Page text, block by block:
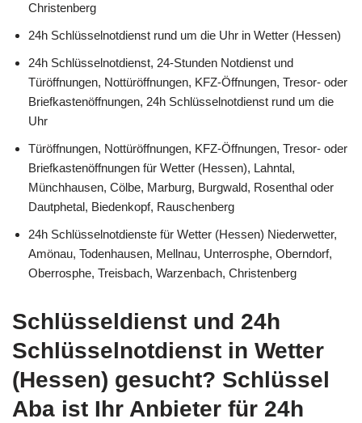
Christenberg
24h Schlüsselnotdienst rund um die Uhr in Wetter (Hessen)
24h Schlüsselnotdienst, 24-Stunden Notdienst und
Türöffnungen, Nottüröffnungen, KFZ-Öffnungen, Tresor- oder
Briefkastenöffnungen, 24h Schlüsselnotdienst rund um die
Uhr
Türöffnungen, Nottüröffnungen, KFZ-Öffnungen, Tresor- oder
Briefkastenöffnungen für Wetter (Hessen), Lahntal,
Münchhausen, Cölbe, Marburg, Burgwald, Rosenthal oder
Dautphetal, Biedenkopf, Rauschenberg
24h Schlüsselnotdienste für Wetter (Hessen) Niederwetter,
Amönau, Todenhausen, Mellnau, Unterrosphe, Oberndorf,
Oberrosphe, Treisbach, Warzenbach, Christenberg
Schlüsseldienst und 24h
Schlüsselnotdienst in Wetter
(Hessen) gesucht? Schlüssel
Aba ist Ihr Anbieter für 24h